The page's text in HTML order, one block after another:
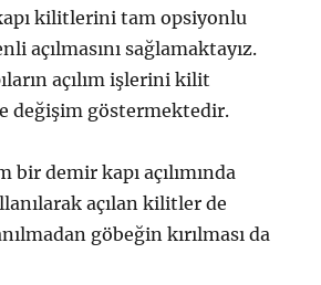
kilitlerini tam opsiyonlu
açılmasını sağlamaktayız.
açılım işlerini kilit
değişim göstermektedir.
bir demir kapı açılımında
açılan kilitler de
göbeğin kırılması da